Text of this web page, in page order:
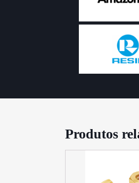
Produtos